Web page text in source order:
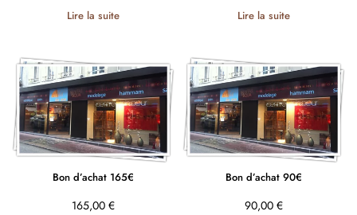
Lire la suite Lire la suite
Bon d’achat 165€
165,00 €
Bon d’achat 90€
90,00 €